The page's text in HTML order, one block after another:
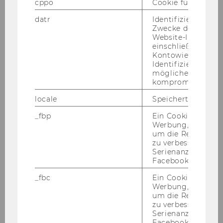
Ebene 4,
in der kom­mu­ni­ka­ti­ven Zone
Wann:
Öff­nungs­zei­tendes Bi­
blio­theks­zen­trums zu­gäng­lich
Kaf­fee und an­de­re Ge­trän­ke mit
wie­der­ver­schließ­ba­rem De­ckel sind will­
See you there!
Informationen für Studierende
cppo
Cookie für
datr
Identifiziert den
Zwecke der
Website-
einschließlich der
Identifizierung
möglicherweise
kompromittierten
locale
Speichert
_fbp
Ein Cookie für
Werbung, das
um die Relevanz
zu verbessern
Facebook
_fbc
Ein Cookie für
Werbung, das
um die Relevanz
zu verbessern